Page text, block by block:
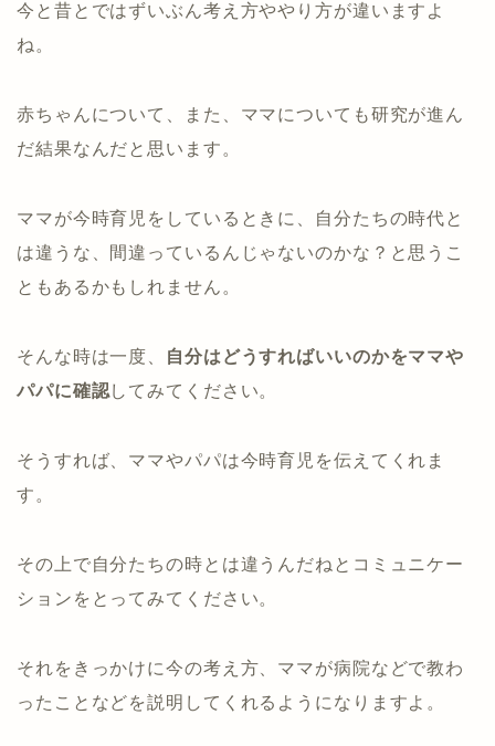
今と昔とではずいぶん考え方ややり方が違いますよ
ね。
赤ちゃんについて、また、ママについても研究が進ん
だ結果なんだと思います。
ママが今時育児をしているときに、自分たちの時代と
は違うな、間違っているんじゃないのかな？と思うこ
ともあるかもしれません。
そんな時は一度、
自分はどうすればいいのかをママや
パパに確認してみてください。
そうすれば、ママやパパは今時育児を伝えてくれま
す。
その上で自分たちの時とは違うんだねとコミュニケー
ションをとってみてください。
それをきっかけに今の考え方、ママが病院などで教わ
ったことなどを説明してくれるようになりますよ。